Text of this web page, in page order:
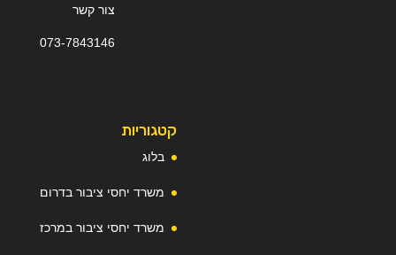
צור קשר
073-7843146
קטגוריות
בלוג
משרד יחסי ציבור בדרום
משרד יחסי ציבור במרכז